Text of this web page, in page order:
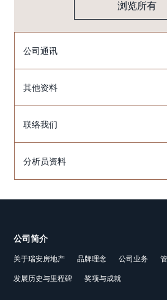
浏览所有
公司通讯
其他资料
联络我们
分析员资料
公司简介
关于瑞安房地产 品牌理念 公司业务
发展历史与里程碑 奖项与成就